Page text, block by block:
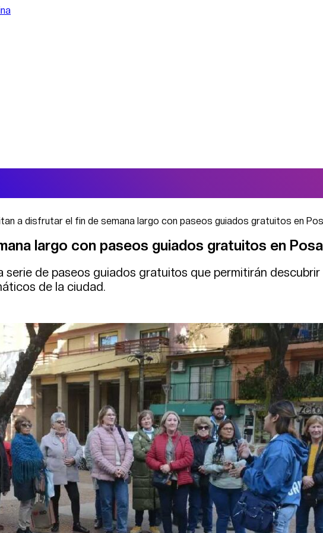
a disfrutar el fin de semana largo con paseos guiados gratuitos en
largo con paseos guiados gratuitos en
serie de paseos guiados gratuitos que permitirán descubrir
de la ciudad.